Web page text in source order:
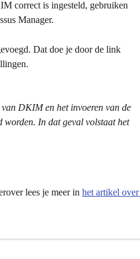
correct is ingesteld, gebruiken
Manager.
Dat doe je door de link
DKIM en het invoeren van de
worden. In dat geval volstaat het
lees je meer in het artikel over